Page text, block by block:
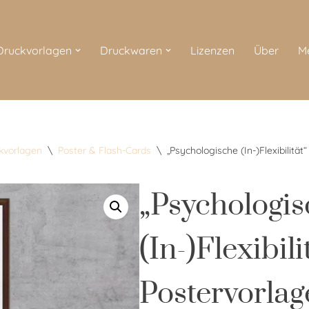
Druckwaren Lizenzen Über
\ Poster & Flash-Cards \ „Psychologische (In-
(In-